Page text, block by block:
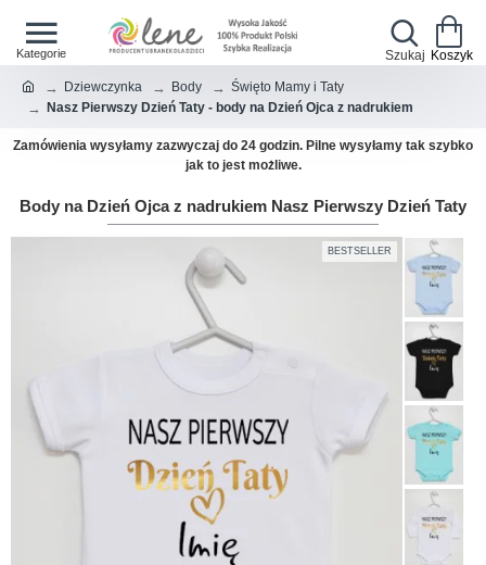
Dziewczynka Body
Święto Mamy i Taty
Nasz Pierwszy Dzień Taty - body na Dzień Ojca z nadrukiem
Zamówienia wysyłamy zazwyczaj do 24 godzin. Pilne wysyłamy tak szybko
jak to jest możliwe.
Body na Dzień Ojca z nadrukiem Nasz Pierwszy Dzień Taty
BESTSELLER